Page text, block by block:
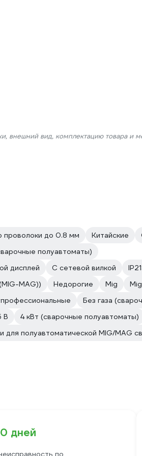
внешний вид, комплектацию товара и
проволоки до 0.8 мм Китайские
полуавтоматы)
дисплей С сетевой вилкой
MAG)) Недорогие Mig
Без газа
В
4 кВт (сварочные полуавтоматы)
для полуавтоматической MIG/MAG
дней
по